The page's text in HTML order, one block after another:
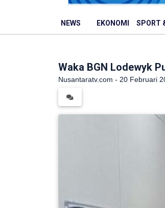
NEWS EKONOMI SPORT
Waka BGN Lodewyk
Nusantaratv.com - 20 Februari